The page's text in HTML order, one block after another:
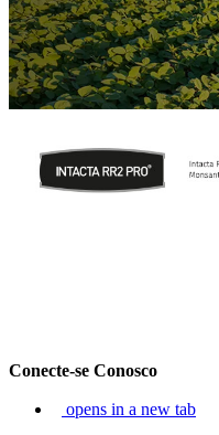
Conecte-se Conosco
opens in a new tab